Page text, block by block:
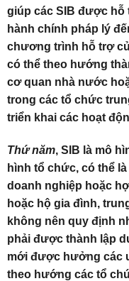
giúp các SIB được hỗ
hành chính pháp lý
chương trình hỗ trợ
có thể theo hướng
cơ quan nhà nước
trong các tổ chức
triển khai các hoạt
Thứ năm, SIB là mô
hình tổ chức, có thể
doanh nghiệp hoặc
hoặc hộ gia đình,
không nên quy định
phải được thành lập
mới được hưởng các
theo hướng các tổ